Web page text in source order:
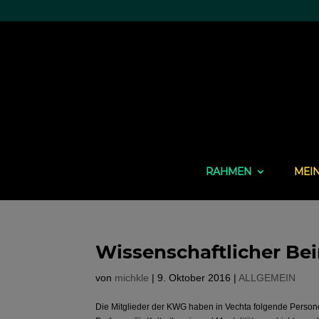
RAHMEN
Wissenschaftlicher
von michkle |9. Oktober 2016 |ALLGEMEIN
Die Mitglieder der KWG haben in Vechta folgende